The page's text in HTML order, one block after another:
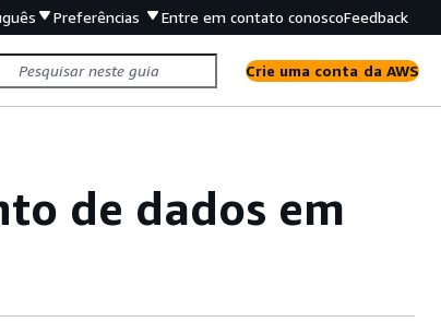
Preferências Entre em contato conoscoFeedback
Crie uma conta da AWS
de dados em